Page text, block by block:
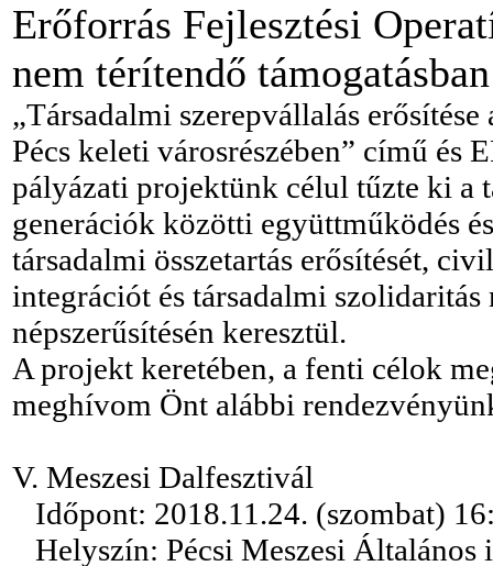
Erőforrás Fejlesztési
nem térítendő
„Társadalmi szerepvállalás
Pécs keleti városrészében” című és
pályázati projektünk célul tűzte ki a
generációk közötti együttműködés
társadalmi összetartás erősítését,
integrációt és társadalmi szolidaritás
népszerűsítésén keresztül.
A projekt keretében, a fenti célok
meghívom Önt alábbi
V. Meszesi Dalfesztivál
Időpont: 2018.11.24. (szombat)
Helyszín: Pécsi Meszesi